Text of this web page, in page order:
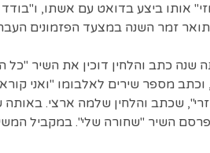
במקור על ידי אריק סיני ב-1992), "זוזי" אותו ביצע
כתב והלחין דוכין את השיר "כל
לאייל גולן, וכתב מספר שירים לאלבומו
שכתב והלחין שלמה ארצי. באותה
השיר "שחורה שלי". במקביל